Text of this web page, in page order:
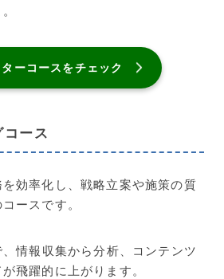
ーコースをチェック
コース
効率化し、戦略立案や施策の質
ースです。
情報収集から分析、コンテンツ
飛躍的に上がります。